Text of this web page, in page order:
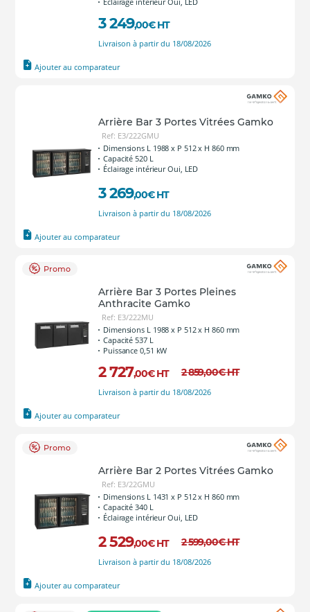
3 249,00€ HT
Livraison à partir du 18/08/2026
Ajouter au comparateur
Arrière Bar 3 Portes Vitrées Gamko
Ref: E3/222GMU
Dimensions L 1988 x P 512 x H 860 mm
Capacité 520 L
Éclairage intérieur Oui, LED
3 269,00€ HT
Livraison à partir du 18/08/2026
Ajouter au comparateur
Promo
Arrière Bar 3 Portes Pleines
Anthracite Gamko
Ref: E3/222MU
Dimensions L 1988 x P 512 x H 860 mm
Capacité 537 L
Puissance 0,51 kW
2 727,00€ HT 2 859,00€HT
Livraison à partir du 18/08/2026
Ajouter au comparateur
Promo
Arrière Bar 2 Portes Vitrées Gamko
Ref: E3/22GMU
Dimensions L 1431 x P 512 x H 860 mm
Capacité 340 L
Éclairage intérieur Oui, LED
2 529,00€ HT 2 599,00€HT
Livraison à partir du 18/08/2026
Ajouter au comparateur